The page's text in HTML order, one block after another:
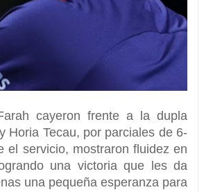
cayeron frente a la dupla
Horia Tecau, por parciales de 6-
el servicio, mostraron fluidez en
una victoria que les da
una pequeña esperanza para